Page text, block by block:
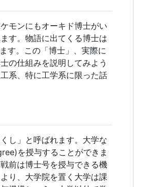
モンにもオーキド博士がい
す。物語に出てくる博士は
す。この「博士」、実際に
の仕組みを説明してみよう
系、特に工学系に限った話
し」と呼ばれます。大学な
を授与することができま
前は博士号を授与できる機
り、大学院を置く大学は課